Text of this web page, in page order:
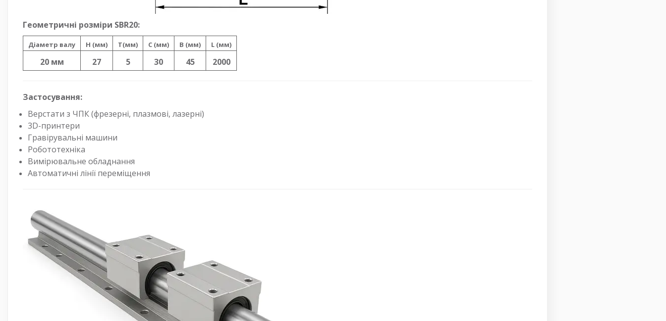
Геометричні розміри SBR20:
Діаметр валу H (мм) T(мм) C (мм) B (мм) L (мм)
20 мм 27 5 30 45 2000
Застосування:
Верстати з ЧПК (фрезерні, плазмові, лазерні)
3D-принтери
Гравірувальні машини
Робототехніка
Вимірювальне обладнання
Автоматичні лінії переміщення